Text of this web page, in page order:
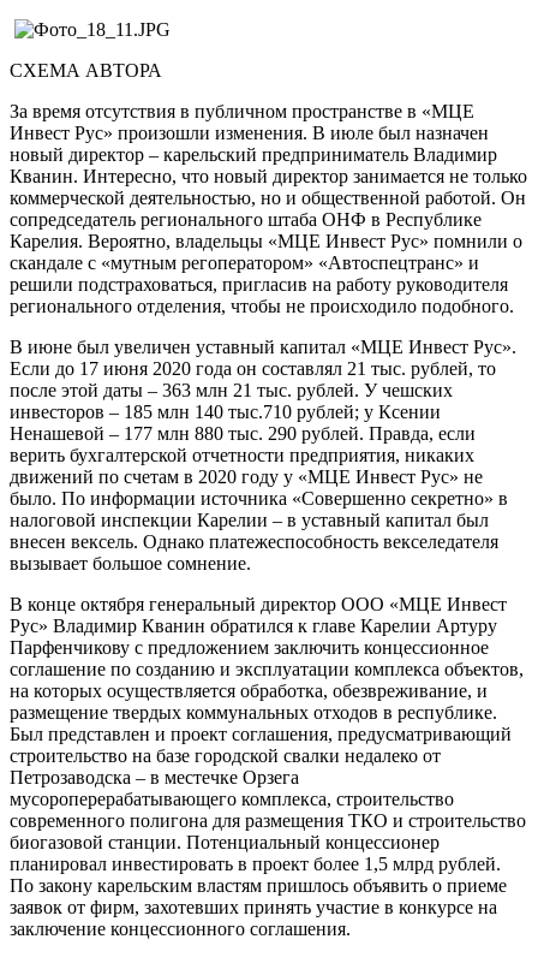
СХЕМА АВТОРА
За время отсутствия в публичном пространстве в «МЦЕ
Инвест Рус» произошли изменения. В июле был назначен
новый директор – карельский предприниматель Владимир
Кванин. Интересно, что новый директор занимается не только
коммерческой деятельностью, но и общественной работой. Он
сопредседатель регионального штаба ОНФ в Республике
Карелия. Вероятно, владельцы «МЦЕ Инвест Рус» помнили о
скандале с «мутным регоператором» «Автоспецтранс» и
решили подстраховаться, пригласив на работу руководителя
регионального отделения, чтобы не происходило подобного.
В июне был увеличен уставный капитал «МЦЕ Инвест Рус».
Если до 17 июня 2020 года он составлял 21 тыс. рублей, то
после этой даты – 363 млн 21 тыс. рублей. У чешских
инвесторов – 185 млн 140 тыс.710 рублей; у Ксении
Ненашевой – 177 млн 880 тыс. 290 рублей. Правда, если
верить бухгалтерской отчетности предприятия, никаких
движений по счетам в 2020 году у «МЦЕ Инвест Рус» не
было. По информации источника «Совершенно секретно» в
налоговой инспекции Карелии – в уставный капитал был
внесен вексель. Однако платежеспособность векселедателя
вызывает большое сомнение.
В конце октября генеральный директор ООО «МЦЕ Инвест
Рус» Владимир Кванин обратился к главе Карелии Артуру
Парфенчикову с предложением заключить концессионное
соглашение по созданию и эксплуатации комплекса объектов,
на которых осуществляется обработка, обезвреживание, и
размещение твердых коммунальных отходов в республике.
Был представлен и проект соглашения, предусматривающий
строительство на базе городской свалки недалеко от
Петрозаводска – в местечке Орзега
мусороперерабатывающего комплекса, строительство
современного полигона для размещения ТКО и строительство
биогазовой станции. Потенциальный концессионер
планировал инвестировать в проект более 1,5 млрд рублей.
По закону карельским властям пришлось объявить о приеме
заявок от фирм, захотевших принять участие в конкурсе на
заключение концессионного соглашения.